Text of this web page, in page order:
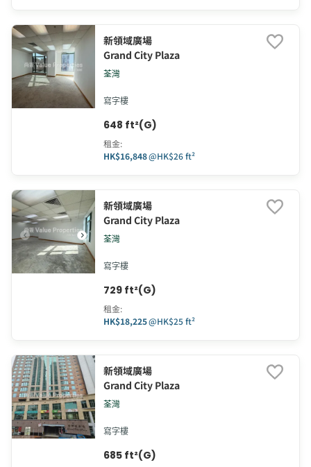
新領域廣場
Grand City Plaza
荃灣
寫字樓
648 ft²(G)
租金:
HK$16,848@HK$26 ft²
新領域廣場
Grand City Plaza
荃灣
寫字樓
729 ft²(G)
租金:
HK$18,225@HK$25 ft²
新領域廣場
Grand City Plaza
荃灣
寫字樓
685 ft²(G)